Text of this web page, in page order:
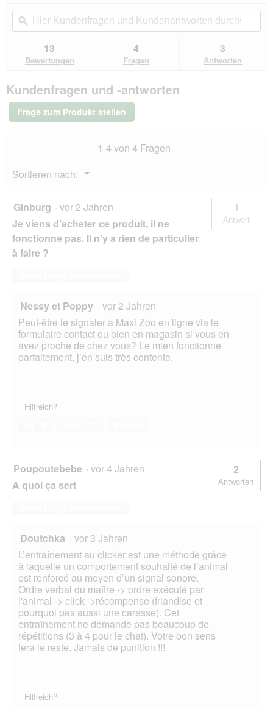
5
lesen
AniOne
Clicker
Aktion
navigierst
du
Hier
Kundenfragen
und
Kundenantworten
durchsuchen
ϙ
13
Bewertungen
4
Fragen
3
Antworten
Kundenfragen und -antworten
Frage zum Produkt stellen
1-4 von 4 Fragen
Sortieren nach:
▼
Menü
Ginburg · vor 2 Jahren
Je viens d’acheter ce produit, il ne
fonctionne pas. Il n’y a rien de particulier
à faire ?
1
Antwort
Nessy et Poppy · vor 2 Jahren
Peut-être le signaler à Maxi Zoo en ligne via le
formulaire contact ou bien en magasin si vous en
avez proche de chez vous? Le mien fonctionne
parfaitement, j’en suis très contente.
Hilfreich?
Poupoutebebe · vor 4 Jahren
A quoi ça sert
2
Antworten
Doutchka · vor 3 Jahren
L’entraînement au clicker est une méthode grâce
à laquelle un comportement souhaité de l’animal
est renforcé au moyen d’un signal sonore.
Ordre verbal du maître -> ordre exécuté par
l'animal -> click ->récompense (friandise et
pourquoi pas aussi une caresse). Cet
entraînement ne demande pas beaucoup de
répétitions (3 à 4 pour le chat). Votre bon sens
fera le reste. Jamais de punition !!!
Hilfreich?